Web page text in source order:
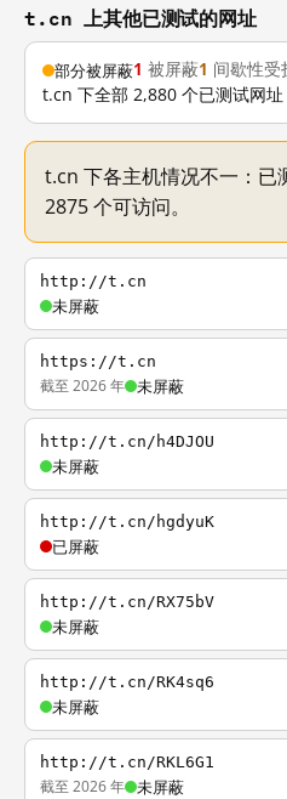
t.cn 上其他已测试的网址
部分被屏蔽1 被屏蔽1 间歇性受
t.cn 下全部 2,880 个已测试网
t.cn 下各主机情况不一：已
2875 个可访问。
http://t.cn
未屏蔽
https://t.cn
截至 2026 年 未屏蔽
http://t.cn/h4DJOU
未屏蔽
http://t.cn/hgdyuK
已屏蔽
http://t.cn/RX75bV
未屏蔽
http://t.cn/RK4sq6
未屏蔽
http://t.cn/RKL6G1
截至 2026 年 未屏蔽